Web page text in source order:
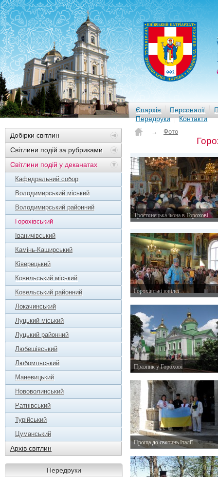
Єпархія Персоналії
Передруки
Контакти
Добірки світлин
Світлини подій за рубриками
Світлини подій у деканатах
Кафедральний собор
Володимирський міський
Володимирський районний
Горохівський
Іваничівський
Камінь-Каширський
Ківерецький
Ковельський міський
Ковельський районний
Локачинський
Луцький міський
Луцький районний
Любешівський
Любомльський
Маневицький
Нововолинський
Ратнівський
Турійський
Цуманський
Архів світлин
Передруки
→ Фото
Тростянецька ікона в Горохові
Горохівські ювілеї
Празник у Горохові
Проща до святинь Італії